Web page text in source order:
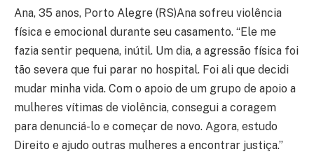
Ana, 35 anos, Porto Alegre (RS)Ana sofreu violência
física e emocional durante seu casamento. “Ele me
fazia sentir pequena, inútil. Um dia, a agressão física foi
tão severa que fui parar no hospital. Foi ali que decidi
mudar minha vida. Com o apoio de um grupo de apoio a
mulheres vítimas de violência, consegui a coragem
para denunciá-lo e começar de novo. Agora, estudo
Direito e ajudo outras mulheres a encontrar justiça.”